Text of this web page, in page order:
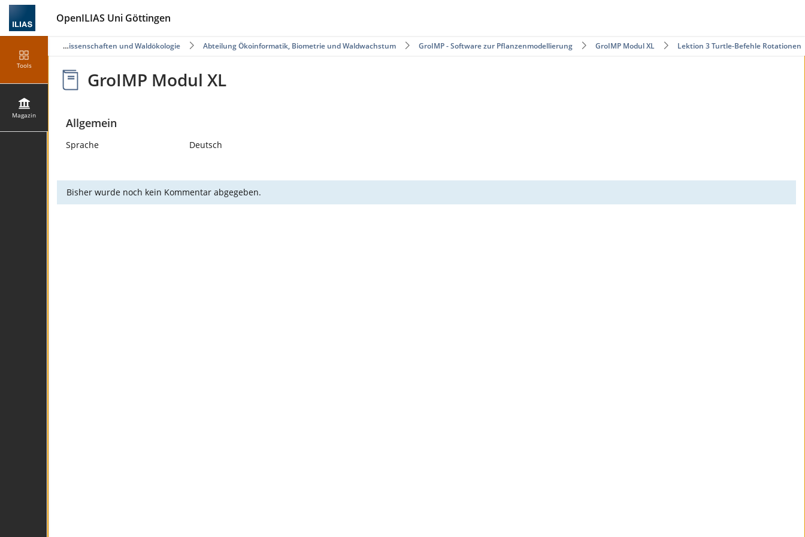
OpenILIAS Uni Göttingen
Tools
Magazin
Fakultät für Forstwissenschaften und Waldökologie Abteilung Ökoinformatik, Biometrie und Waldwachstum GroIMP - Software zur Pflanzenmodellierung GroIMP Modul XL Lektion 3 Turtle-Befehle Rotationen
GroIMP Modul XL
Allgemein
Sprache Deutsch
Bisher wurde noch kein Kommentar abgegeben.